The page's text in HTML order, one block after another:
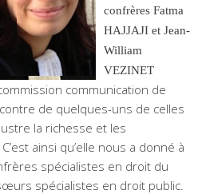
confrères Fatma
HAJJAJI et Jean-
William
VEZINET
communication de
de quelques-uns de celles
la richesse et les
ainsi qu’elle nous a donné à
spécialistes en droit du
spécialistes en droit public.